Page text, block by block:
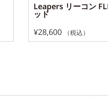
Leapers リーコン
ッド
¥28,600 （税込）